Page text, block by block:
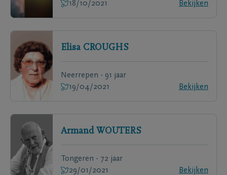
18/10/2021
Bekijken
Elisa CROUGHS
Neerrepen - 91 jaar
19/04/2021
Bekijken
Armand WOUTERS
Tongeren - 72 jaar
29/01/2021
Bekijken